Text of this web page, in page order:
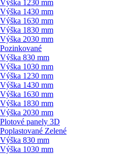
Výška 1230 mm
Výška 1430 mm
Výška 1630 mm
Výška 1830 mm
Výška 2030 mm
Pozinkované
Výška 830 mm
Výška 1030 mm
Výška 1230 mm
Výška 1430 mm
Výška 1630 mm
Výška 1830 mm
Výška 2030 mm
Plotové panely 3D
Poplastované Zelené
Výška 830 mm
Výška 1030 mm